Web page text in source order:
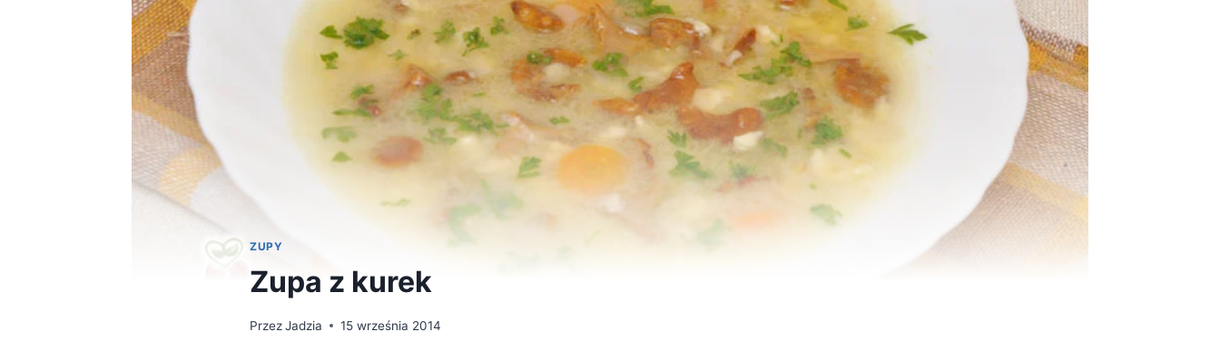
ZUPY
Zupa z kurek
PrzezJadzia 15 września 2014